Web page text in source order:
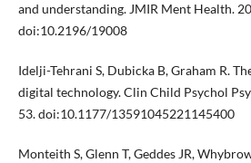
and understanding. JMIR Ment Health.
doi:10.2196/19008
Idelji-Tehrani S, Dubicka B, Graham R.
digital technology. Clin Child Psychol
53. doi:10.1177/13591045221145400
Monteith S, Glenn T, Geddes JR,